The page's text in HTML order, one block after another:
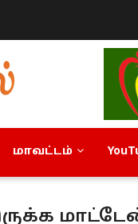
மாவட்டம்